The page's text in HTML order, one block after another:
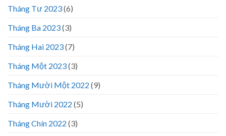
Tháng Tư 2023(6)
Tháng Ba 2023(3)
Tháng Hai 2023(7)
Tháng Một 2023(3)
Tháng Mười Một 2022 (9)
Tháng Mười 2022 (5)
Tháng Chín 2022 (3)